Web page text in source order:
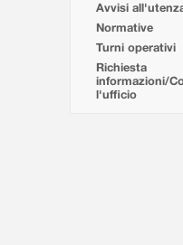
Avvisi
Normative
Turni operativi
Richiesta
informazioni/
l'ufficio